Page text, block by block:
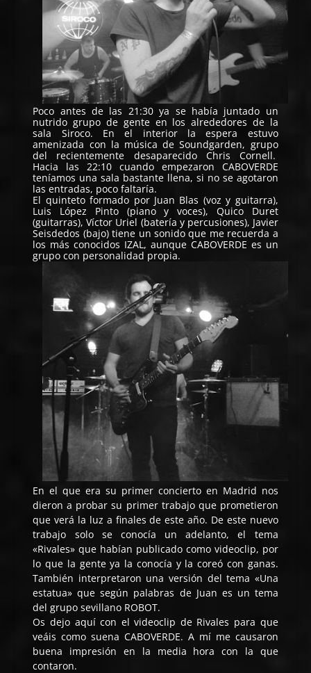
Poco antes de las 21:30 ya se había juntado un
nutrido grupo de gente en los alrededores de la
sala Siroco. En el interior la espera estuvo
amenizada con la música de Soundgarden, grupo
del recientemente desaparecido Chris Cornell.
Hacia las 22:10 cuando empezaron CABOVERDE
teníamos una sala bastante llena, si no se agotaron
las entradas, poco faltaría.
El quinteto formado por Juan Blas (voz y guitarra),
Luis López Pinto (piano y voces), Quico Duret
(guitarras), Víctor Uriel (batería y percusiones), Javier
Seisdedos (bajo) tiene un sonido que me recuerda a
los más conocidos IZAL, aunque CABOVERDE es un
grupo con personalidad propia.
En el que era su primer concierto en Madrid nos
dieron a probar su primer trabajo que prometieron
que verá la luz a finales de este año. De este nuevo
trabajo solo se conocía un adelanto, el tema
«Rivales» que habían publicado como videoclip, por
lo que la gente ya la conocía y la coreó con ganas.
También interpretaron una versión del tema «Una
estatua» que según palabras de Juan es un tema
del grupo sevillano ROBOT.
Os dejo aquí con el videoclip de Rivales para que
veáis como suena CABOVERDE. A mí me causaron
buena impresión en la media hora con la que
contaron.